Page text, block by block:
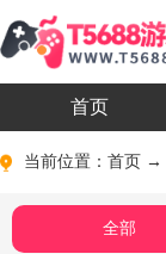
首页
当前位置： 首页 →
全部